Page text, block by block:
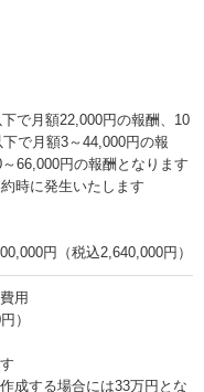
で月額22,000円の報酬、10
で月額3～44,000円の報
66,000円の報酬となります
時に発生いたします
円（税込2,640,000円）
用
）
成する場合には33万円とな